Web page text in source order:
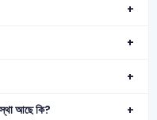
আছে কি?